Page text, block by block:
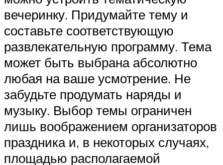
вечеринку. Придумайте тему и
составьте соответствующую
развлекательную программу. Тема
может быть выбрана абсолютно
любая на ваше усмотрение. Не
забудьте продумать наряды и
музыку. Выбор темы ограничен
лишь воображением организаторов
праздника и, в некоторых случаях,
площадью располагаемой